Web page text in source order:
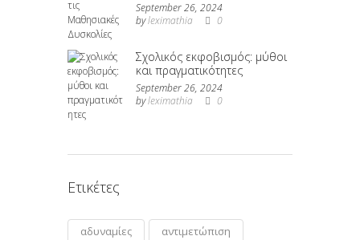
September 26, 2024
byleximathia 0
Σχολικός εκφοβισμός: μύθοι
και πραγματικότητες
September 26, 2024
byleximathia 0
Ετικέτες
αδυναμίες
αντιμετώπιση